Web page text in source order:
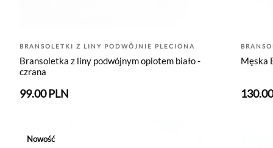
BRANSOLETKI Z LINY PODWÓJNIE PLECIONA
Bransoletka z liny podwójnym oplotem biało -
czrana
99.00 PLN
Męska
Nowość